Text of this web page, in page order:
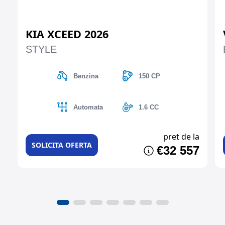
KIA XCEED 2026
STYLE
Benzina 150 CP
Automata 1.6 CC
SOLICITA OFERTA
pret de la
€32 557